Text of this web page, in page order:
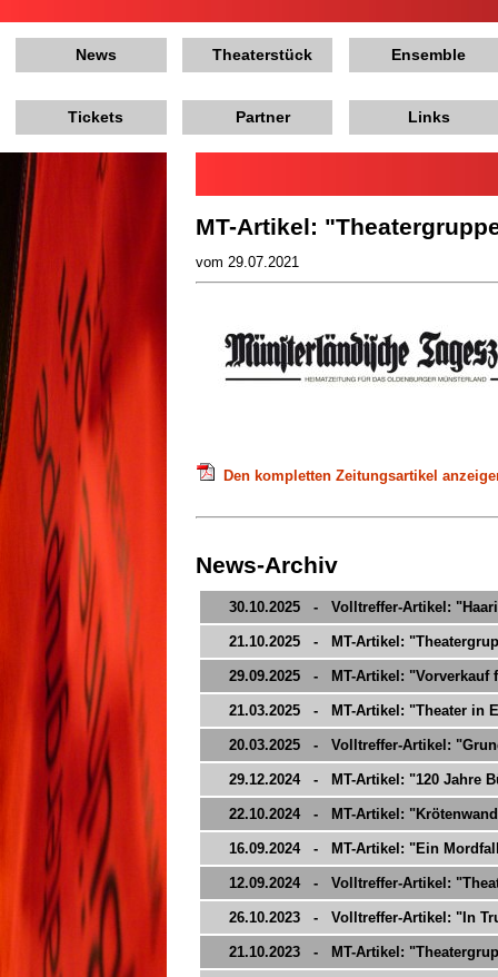
News Theaterstück Ensemble
Tickets Partner Links
MT-Artikel:
vom 29.07.2021
Den kompletten Zeitungsartikel
News-Archiv
30.10.2025 - Volltreffer-Artikel:
21.10.2025 - MT-Artikel:
29.09.2025 - MT-Artikel: "Vorverkauf
21.03.2025 - MT-Artikel: "Theater in
20.03.2025 - Volltreffer-Artikel:
29.12.2024 - MT-Artikel: "120 Jahre
22.10.2024 - MT-Artikel:
16.09.2024 - MT-Artikel: "Ein
12.09.2024 - Volltreffer-Artikel:
26.10.2023 - Volltreffer-Artikel: "In
21.10.2023 - MT-Artikel: